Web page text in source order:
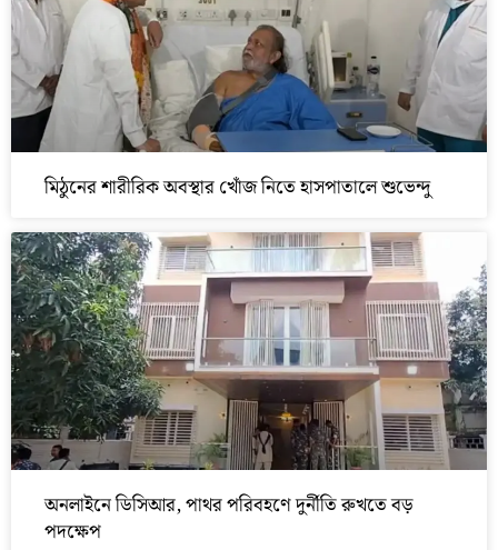
মিঠুনের শারীরিক অবস্থার খোঁজ নিতে হাসপাতালে শুভেন্দু
অনলাইনে ডিসিআর, পাথর পরিবহণে দুর্নীতি রুখতে বড়
পদক্ষেপ